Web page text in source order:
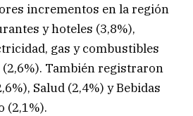
incrementos en la región
y hoteles (3,8%),
gas y combustibles
(2,6%). También registraron
Salud (2,4%) y Bebidas
(2,1%).